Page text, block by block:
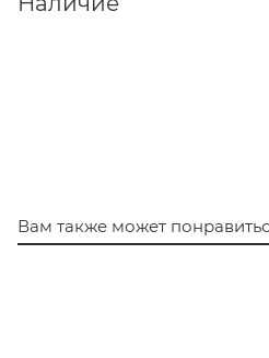
Вам также может